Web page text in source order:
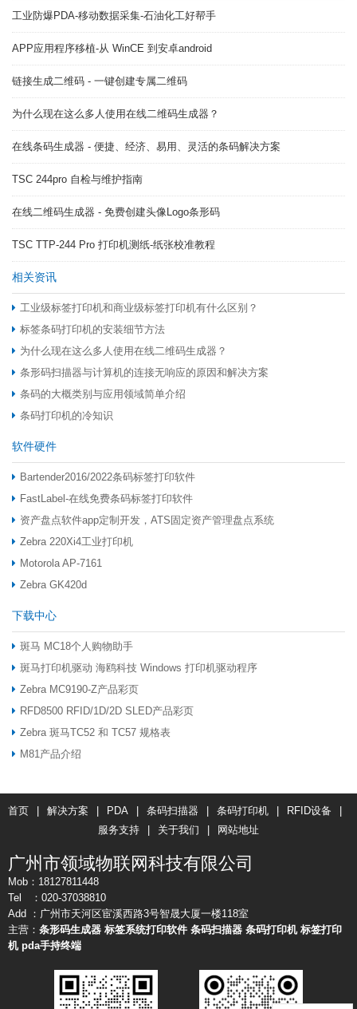
工业防爆PDA-移动数据采集-石油化工好帮手
APP应用程序移植-从 WinCE 到安卓android
链接生成二维码 - 一键创建专属二维码
为什么现在这么多人使用在线二维码生成器？
在线条码生成器 - 便捷、经济、易用、灵活的条码解决方案
TSC 244pro 自检与维护指南
在线二维码生成器 - 免费创建头像Logo条形码
TSC TTP-244 Pro 打印机测纸-纸张校准教程
相关资讯
工业级标签打印机和商业级标签打印机有什么区别？
标签条码打印机的安装细节方法
为什么现在这么多人使用在线二维码生成器？
条形码扫描器与计算机的连接无响应的原因和解决方案
条码的大概类别与应用领域简单介绍
条码打印机的冷知识
软件硬件
Bartender2016/2022条码标签打印软件
FastLabel-在线免费条码标签打印软件
资产盘点软件app定制开发，ATS固定资产管理盘点系统
Zebra 220Xi4工业打印机
Motorola AP-7161
Zebra GK420d
下载中心
斑马 MC18个人购物助手
斑马打印机驱动 海鸥科技 Windows 打印机驱动程序
Zebra MC9190-Z产品彩页
RFD8500 RFID/1D/2D SLED产品彩页
Zebra 斑马TC52 和 TC57 规格表
M81产品介绍
首页 解决方案 PDA 条码扫描器 条码打印机 RFID设备
服务支持
关于我们 网站地址
广州市领域物联网科技有限公司
Mob：18127811448
Tel ：020-37038810
Add ：广州市天河区宦溪西路3号智晟大厦一楼118室
主营： 条形码生成器 标签系统打印软件 条码扫描器 条码打印机 标签打印
机 pda手持终端